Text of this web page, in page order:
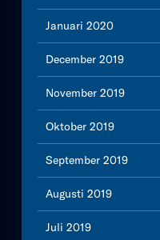
Januari 2020
December 2019
November 2019
Oktober 2019
September 2019
Augusti 2019
Juli 2019